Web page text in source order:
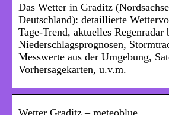
Das Wetter in Graditz
Deutschland): detaillierte
Tage-Trend, aktuelles Regenradar
Niederschlagsprognosen,
Messwerte aus der Umgebung,
Vorhersagekarten, u.v.m.
Wetter Graditz – meteoblue